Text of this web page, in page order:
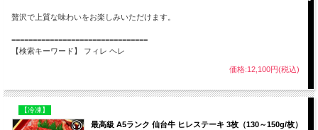
贅沢で上質な味わいをお楽しみいただけます。
================================
【検索キーワード】 フィレ ヘレ
価格:12,100円(税込)
【冷凍】
最高級 A5ランク 仙台牛 ヒレステーキ 3枚（130～150g/枚）